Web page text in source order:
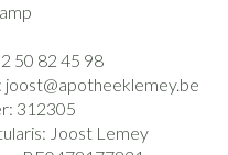
50 82 45 98
joost@apotheeklemey.be
312305
Joost Lemey